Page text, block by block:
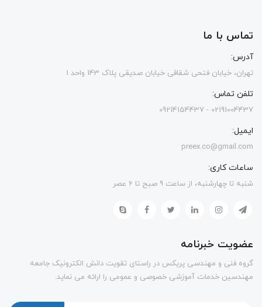
تماس با ما
آدرس:
تهران، خیابان فتحی شقاقی خیابان صدیقی پلاک 143 واحد 1
تلفن تماس:
02191004437 - 09214154437
ایمیل:
preex.co@gmail.com
ساعات کاری:
شنبه تا چهارشنبه، از ساعت 9 صبح تا 6 عصر
عضویت خبرنامه
گروه فنی و مهندسی پریکس در راستای تقویت دانش الکترونیک جامعه
مهندسین خدمات آموزشی خصوصی و عمومی را ارائه می نماید.